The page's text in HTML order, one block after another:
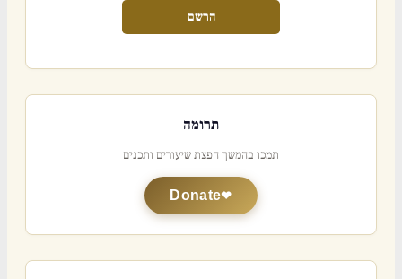
הרשם
תרומה
תמכו בהמשך הפצת שיעורים ותכנים
Donate